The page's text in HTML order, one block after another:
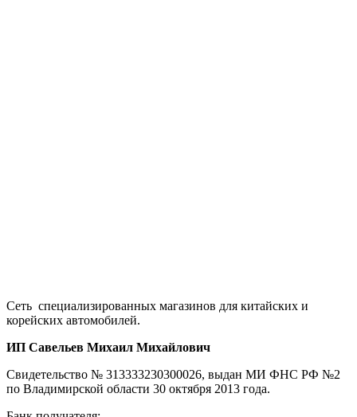
Сеть специализированных магазинов для китайских и
корейских автомобилей.
ИП Савельев Михаил Михайлович
Свидетельство № 313333230300026, выдан МИ ФНС РФ №2
по Владимирской области 30 октября 2013 года.